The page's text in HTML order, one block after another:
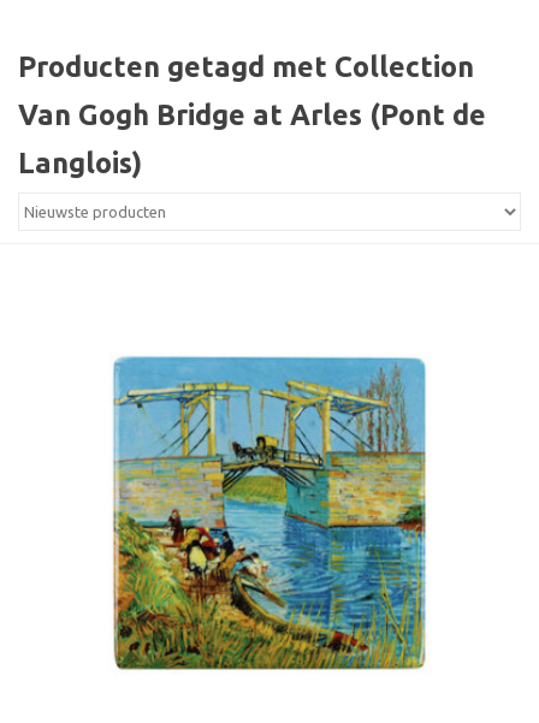
Producten getagd met Collection
Van Gogh Bridge at Arles (Pont de
Langlois)